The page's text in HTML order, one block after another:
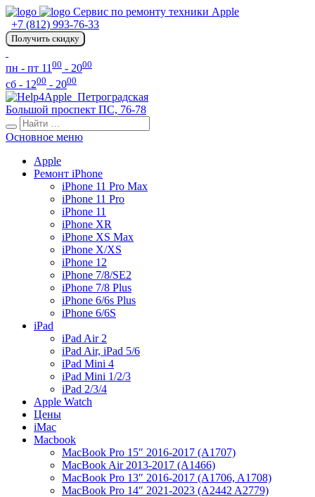
Сервис по ремонту техники Apple
+7 (812) 993-76-33
Получить скидку
пн - пт 11 00 - 2000
сб - 1200 - 2000
Петроградская
Большой проспект ПС, 76-78
Основное меню
Apple
Ремонт iPhone
iPhone 11 Pro Max
iPhone 11 Pro
iPhone 11
iPhone XR
iPhone XS Max
iPhone X/XS
iPhone 12
iPhone 7/8/SE2
iPhone 7/8 Plus
iPhone 6/6s Plus
iPhone 6/6S
iPad
iPad Air 2
iPad Air, iPad 5/6
iPad Mini 4
iPad Mini 1/2/3
iPad 2/3/4
Apple Watch
Цены
iMac
Macbook
MacBook Pro 15″ 2016-2017 (A1707)
MacBook Air 2013-2017 (A1466)
MacBook Pro 13″ 2016-2017 (A1706, A1708)
MacBook Pro 14″ 2021-2023 (A2442 A2779)